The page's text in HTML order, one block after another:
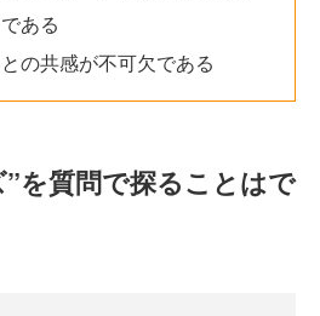
ある
の共感が不可欠である
を質問で探ることはで